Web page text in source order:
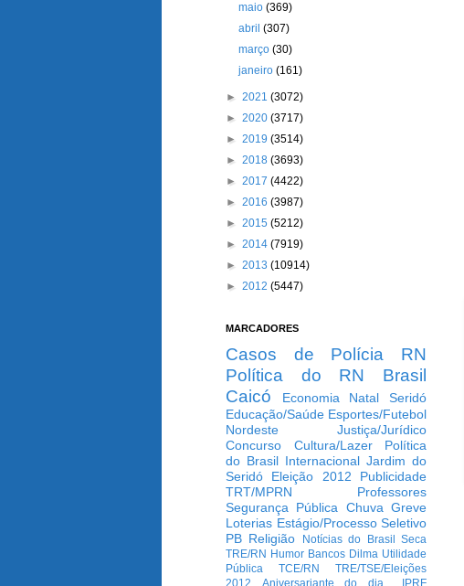
maio(369)
abril(307)
março(30)
janeiro(161)
► 2021 (3072)
► 2020 (3717)
► 2019 (3514)
► 2018 (3693)
► 2017 (4422)
► 2016 (3987)
► 2015 (5212)
► 2014 (7919)
► 2013 (10914)
► 2012 (5447)
MARCADORES
Casos de Polícia
RN
Política do RN
Brasil
Caicó
Economia Natal
Seridó
Educação/Saúde Esportes/Futebol
Nordeste
Justiça/Jurídico
Concurso
Cultura/Lazer
Política
do Brasil Internacional Jardim do
Seridó
Eleição 2012
Publicidade
TRT/MPRN
Professores
Segurança Pública Chuva Greve
Loterias Estágio/Processo Seletivo
PB Religião Notícias do Brasil
Seca
TRE/RN Humor Bancos Dilma Utilidade
Pública
TCE/RN
TRE/TSE/Eleições